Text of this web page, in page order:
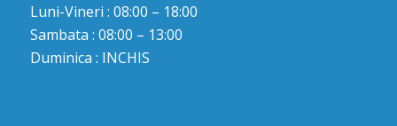
Luni-Vineri : 08:00 – 18:00
Sambata : 08:00 – 13:00
Duminica : INCHIS